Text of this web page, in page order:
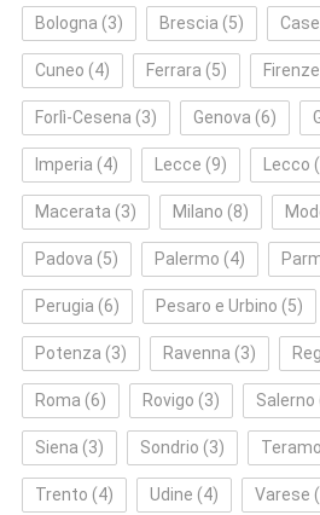
Bologna (3) Brescia (5)
Cuneo (4) Ferrara (5) Firenze
Forlì‑Cesena (3) Genova (6)
Imperia (4) Lecce (9) Lecco
Macerata (3) Milano (8)
Padova (5) Palermo (4)
Perugia (6) Pesaro e Urbino (5)
Potenza (3) Ravenna (3)
Roma (6) Rovigo (3) Salerno
Siena (3) Sondrio (3) Teramo
Trento (4) Udine (4) Varese